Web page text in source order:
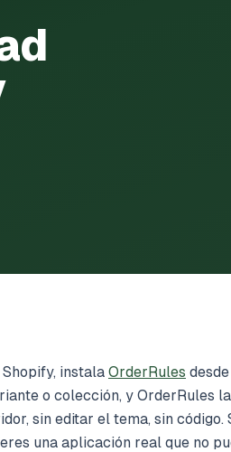
instala OrderRules
o colección, y OrderRules
sin editar el tema, sin código.
una aplicación real que no